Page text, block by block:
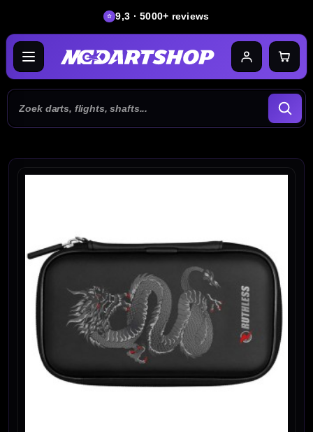
9,3 · 5000+ reviews